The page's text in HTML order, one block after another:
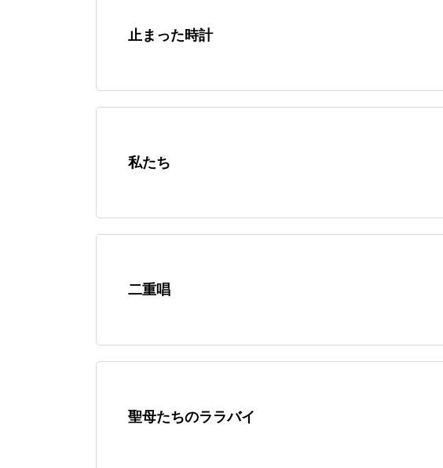
止まった時計
私たち
二重唱
聖母たちのララバイ